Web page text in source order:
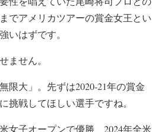
でアメリカツアーの賞金女王とい
いはずです。
ません。
限大」。先ずは2020-21年の賞金
挑戦してほしい選手ですね。
女子オープンで優勝、2024年全米